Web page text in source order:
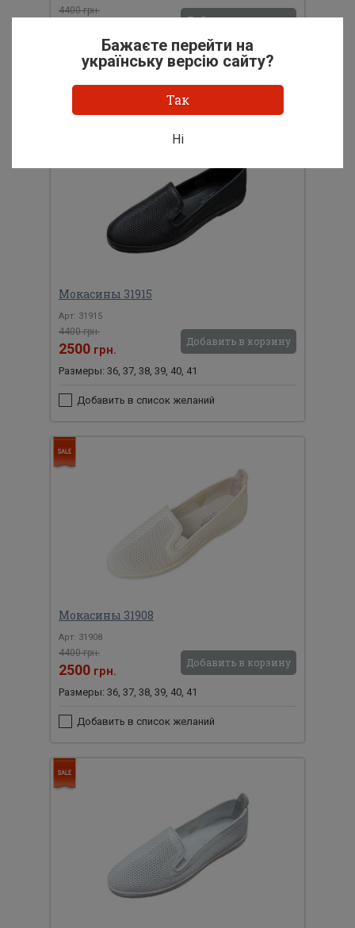
4400 грн.
Добавить в корзину
Размеры: 36, 37, 39, 40, 41
Мокасины 31915
Арт: 31915
4400 грн.
2500 грн.
Добавить в корзину
Размеры: 36, 37, 38, 39, 40, 41
Добавить в список желаний
Мокасины 31908
Арт: 31908
4400 грн.
2500 грн.
Добавить в корзину
Размеры: 36, 37, 38, 39, 40, 41
Добавить в список желаний
Бажаєте перейти на
українську версію сайту?
Так
Ні